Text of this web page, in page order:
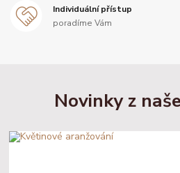
Individuální přístup
poradíme Vám
Novinky z